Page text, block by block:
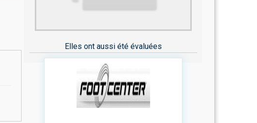
Elles ont aussi été évaluées